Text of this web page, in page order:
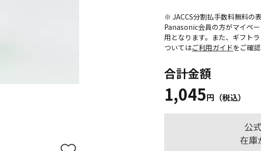
※ JACCS分割払手数料無料の
Panasonic会員の方がマイペ
用となります。また、ギフト
ついてはご利用ガイドをご確認
合計金額
1,045円（税込）
公
在庫